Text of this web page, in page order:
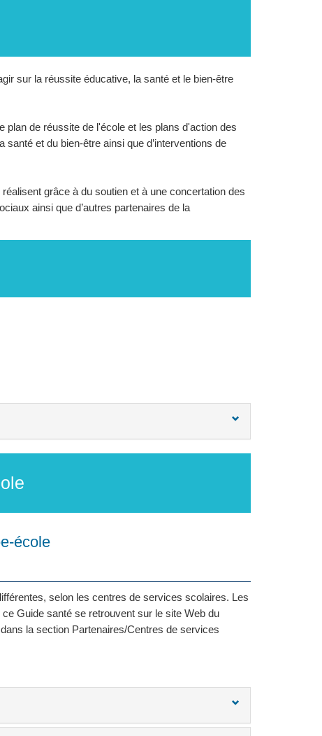
sur la réussite éducative, la santé et le bien-être
plan de réussite de l'école et les plans d'action des
et du bien-être ainsi que d’interventions de
grâce à du soutien et à une concertation des
ainsi que d’autres partenaires de la
école
selon les centres de services scolaires. Les
Guide santé se retrouvent sur le site Web du
la section Partenaires/Centres de services